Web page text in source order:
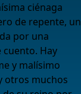
ciénaga
de repente, un
por una
Hay
y malísimo
otros muchos